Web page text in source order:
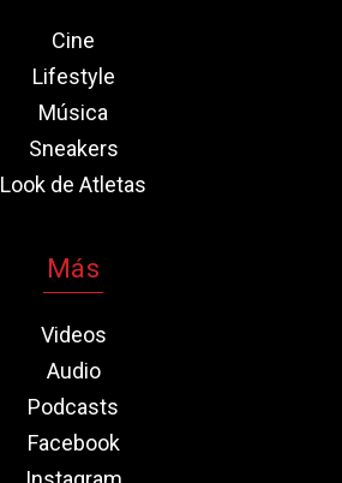
Cine
Lifestyle
Música
Sneakers
Look de Atletas
Más
Videos
Audio
Podcasts
Facebook